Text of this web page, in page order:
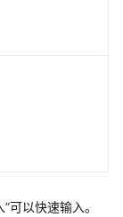
可以快速输入。